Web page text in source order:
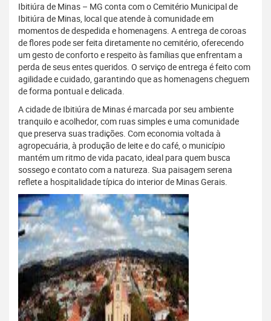
Ibitiúra de Minas – MG conta com o Cemitério Municipal de
Ibitiúra de Minas, local que atende à comunidade em
momentos de despedida e homenagens. A entrega de coroas
de flores pode ser feita diretamente no cemitério, oferecendo
um gesto de conforto e respeito às famílias que enfrentam a
perda de seus entes queridos. O serviço de entrega é feito com
agilidade e cuidado, garantindo que as homenagens cheguem
de forma pontual e delicada.
A cidade de Ibitiúra de Minas é marcada por seu ambiente
tranquilo e acolhedor, com ruas simples e uma comunidade
que preserva suas tradições. Com economia voltada à
agropecuária, à produção de leite e do café, o município
mantém um ritmo de vida pacato, ideal para quem busca
sossego e contato com a natureza. Sua paisagem serena
reflete a hospitalidade típica do interior de Minas Gerais.